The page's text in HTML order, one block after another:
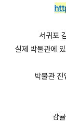
서귀포
실제 박물관에
박물관 진
감